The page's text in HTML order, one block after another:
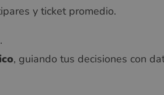
y ticket promedio.
, guiando tus decisiones con